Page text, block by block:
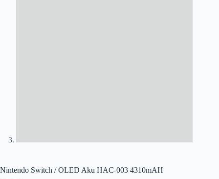
Nintendo Switch / OLED Aku HAC-003 4310mAH